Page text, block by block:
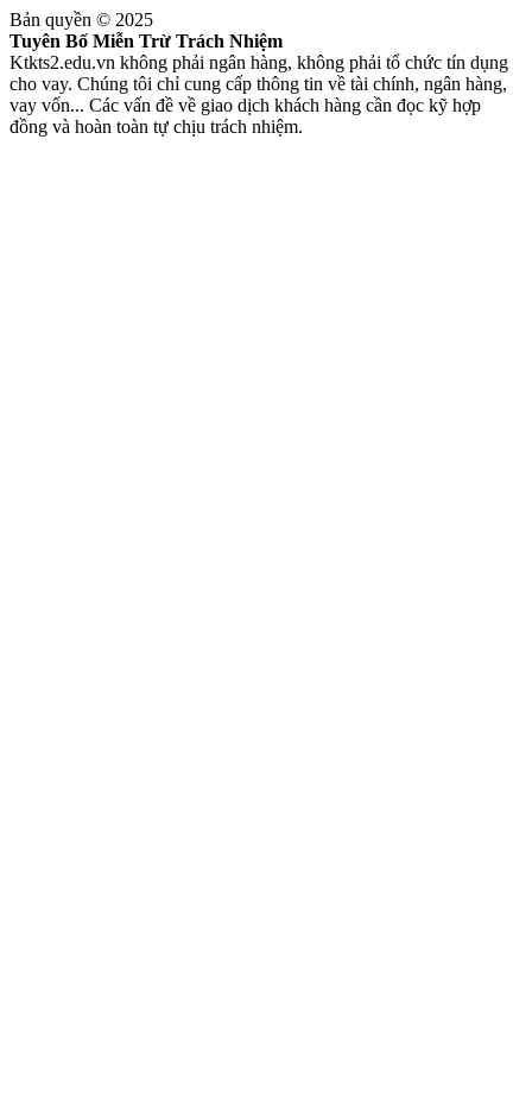
Bản quyền © 2025
Tuyên Bố Miễn Trừ Trách Nhiệm
Ktkts2.edu.vn không phải ngân hàng, không phải tổ chức tín dụng
cho vay. Chúng tôi chỉ cung cấp thông tin về tài chính, ngân hàng,
vay vốn... Các vấn đề về giao dịch khách hàng cần đọc kỹ hợp
đồng và hoàn toàn tự chịu trách nhiệm.